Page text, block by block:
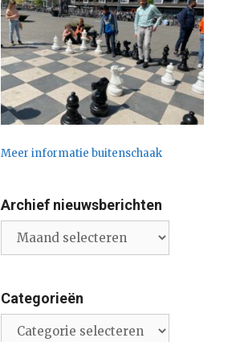
Meer informatie buitenschaak
Archief nieuwsberichten
nieuwsberichten
Categorieën